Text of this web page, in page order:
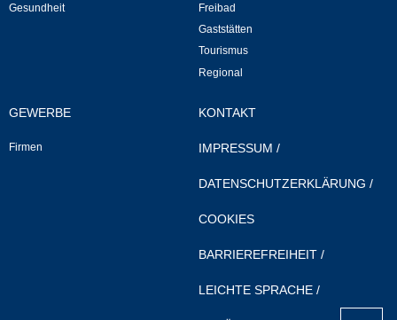
Bürgerservice
Gemeinderat
Gesundheit
Freibad
Gaststätten
Tourismus
Regional
GEWERBE
Firmen
KONTAKT
IMPRESSUM /
DATENSCHUTZERKLÄRUNG /
COOKIES
BARRIEREFREIHEIT /
LEICHTE SPRACHE /